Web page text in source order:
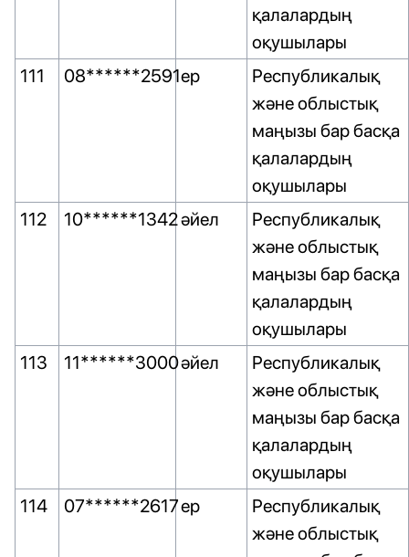
қалалардың
оқушылары
111
08******2591ер
Республикалық
және облыстық
маңызы бар басқа
қалалардың
оқушылары
112
10******1342әйел
Республикалық
және облыстық
маңызы бар басқа
қалалардың
оқушылары
113
11******3000әйел
Республикалық
және облыстық
маңызы бар басқа
қалалардың
оқушылары
114
07******2617ер
Республикалық
және облыстық